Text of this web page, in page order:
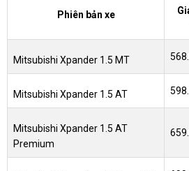
Phiên bản xe
Mitsubishi Xpander 1.5 MT
Mitsubishi Xpander 1.5 AT
Mitsubishi Xpander 1.5 AT
Premium